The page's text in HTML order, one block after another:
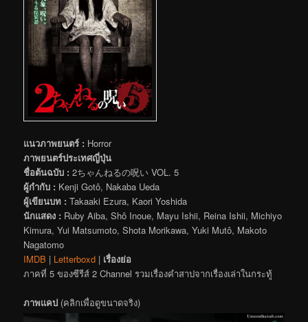
แนวภาพยนตร์ : Horror
ภาพยนตร์ประเทศญี่ปุ่น
ชื่อต้นฉบับ : 2ちゃんねるの呪い VOL. 5
ผู้กำกับ : Kenji Gotô, Nakaba Ueda
ผู้เขียนบท : Takaaki Ezura, Kaori Yoshida
นักแสดง : Ruby Aiba, Shô Inoue, Mayu Ishii, Reina Ishii, Michiyo
Kimura, Yui Matsumoto, Shota Morikawa, Yuki Mutô, Makoto
Nagatomo
IMDB | Letterboxd | เรื่องย่อ
ภาคที่ 5 ของซีรีส์ 2 Channel รวมเรื่องคำสาปจากเรื่องเล่าในกระทู้
ภาพแคป (คลิกเพื่อดูขนาดจริง)